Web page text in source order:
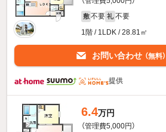
敷 不要 礼 不要
1階 / 1LDK / 28.81㎡
お問い合わせ （無料）
提供
6.4万円
（管理費5,000円）